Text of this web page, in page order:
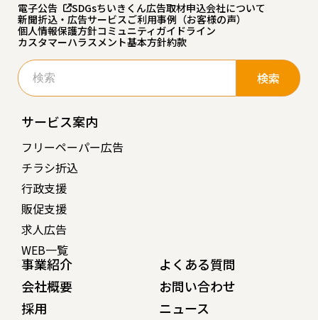
電子公告 SDGsちいきくん広告取材申込会社について
新聞折込・広告サービスご利用事例（お客様の声）
個人情報保護方針コミュニティガイドライン
カスタマーハラスメント基本方針約款
検
索:
サービス案内
フリーペーパー広告
チラシ折込
行政支援
販促支援
求人広告
WEB一覧
事業紹介
会社概要
採用
よくある質問
お問い合わせ
ニュース